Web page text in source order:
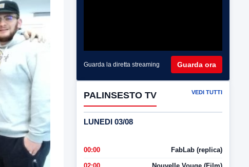
Guarda la diretta streaming Guarda ora
PALINSESTO TV VEDI TUTTI
LUNEDI 03/08
00:00 FabLab (replica)